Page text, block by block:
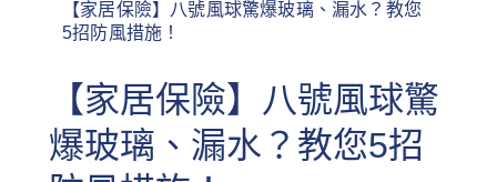
【家居保險】八號風球驚爆玻璃、漏水？教您
5招防風措施！
【家居保險】八號風球驚
爆玻璃、漏水？教您5招